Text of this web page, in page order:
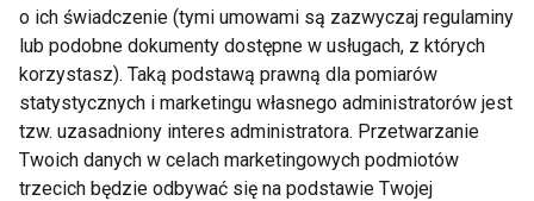
Dieta
o ich świadczenie (tymi umowami są zazwyczaj regulaminy
lub podobne dokumenty dostępne w usługach, z których
korzystasz). Taką podstawą prawną dla pomiarów
statystycznych i marketingu własnego administratorów jest
tzw. uzasadniony interes administratora. Przetwarzanie
Twoich danych w celach marketingowych podmiotów
trzecich będzie odbywać się na podstawie Twojej